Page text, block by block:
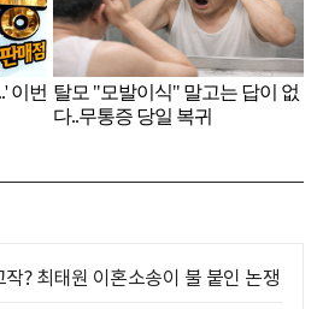
? 최태원 이혼소송이 불 붙인 논쟁